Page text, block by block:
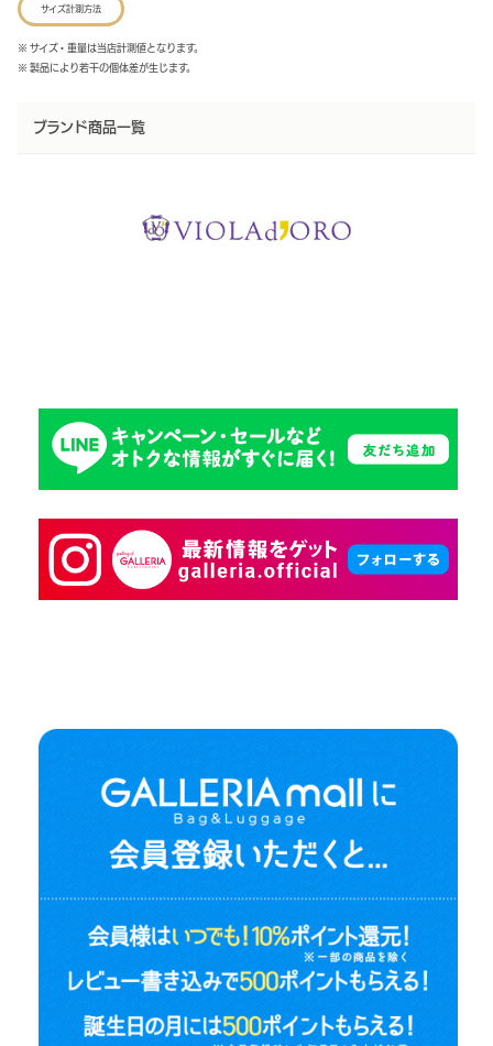
サイズ計測方法
※ サイズ・重量は当店計測値となります。
※ 製品により若干の個体差が生じます。
ブランド商品一覧